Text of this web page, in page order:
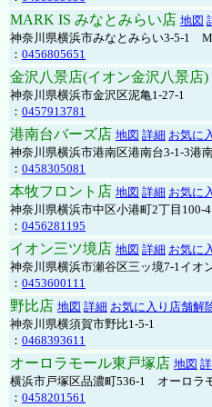
MARK IS みなとみらい店 地図
神奈川県横浜市みなとみらい3-5-1
： 0456805651
金沢八景店(イオン金沢八景店)
神奈川県横浜市金沢区泥亀1-27-1
： 0457913781
港南台バーズ店 地図 詳細 お気に
神奈川県横浜市港南区港南台3-1-3港
： 0458305081
本牧フロント店 地図 詳細 お気に
神奈川県横浜市中区小港町2丁目
： 0456281195
イオン三ツ境店 地図 詳細 お気に
神奈川県横浜市瀬谷区三ッ境7-1イオ
： 0453600111
野比店 地図 詳細 お気に入り店舗解
神奈川県横須賀市野比1-5-1
： 0468393611
オーロラモール東戸塚店 地図
横浜市戸塚区品濃町536-1 オーロラ
： 0458201561